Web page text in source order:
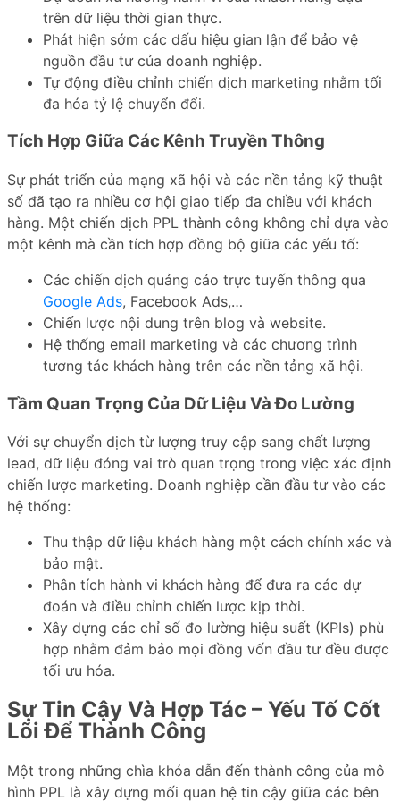
trên dữ liệu thời gian thực.
Phát hiện sớm các dấu hiệu gian lận để bảo vệ
nguồn đầu tư của doanh nghiệp.
Tự động điều chỉnh chiến dịch marketing nhằm tối
đa hóa tỷ lệ chuyển đổi.
Tích Hợp Giữa Các Kênh Truyền Thông
Sự phát triển của mạng xã hội và các nền tảng kỹ thuật
số đã tạo ra nhiều cơ hội giao tiếp đa chiều với khách
hàng. Một chiến dịch PPL thành công không chỉ dựa vào
một kênh mà cần tích hợp đồng bộ giữa các yếu tố:
Các chiến dịch quảng cáo trực tuyến thông qua
Google Ads, Facebook Ads,…
Chiến lược nội dung trên blog và website.
Hệ thống email marketing và các chương trình
tương tác khách hàng trên các nền tảng xã hội.
Tầm Quan Trọng Của Dữ Liệu Và Đo Lường
Với sự chuyển dịch từ lượng truy cập sang chất lượng
lead, dữ liệu đóng vai trò quan trọng trong việc xác định
chiến lược marketing. Doanh nghiệp cần đầu tư vào các
hệ thống:
Thu thập dữ liệu khách hàng một cách chính xác và
bảo mật.
Phân tích hành vi khách hàng để đưa ra các dự
đoán và điều chỉnh chiến lược kịp thời.
Xây dựng các chỉ số đo lường hiệu suất (KPIs) phù
hợp nhằm đảm bảo mọi đồng vốn đầu tư đều được
tối ưu hóa.
Sự Tin Cậy Và Hợp Tác – Yếu Tố Cốt
Lõi Để Thành Công
Một trong những chìa khóa dẫn đến thành công của mô
hình PPL là xây dựng mối quan hệ tin cậy giữa các bên